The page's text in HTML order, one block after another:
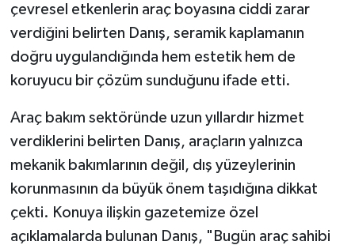
çevresel etkenlerin araç boyasına ciddi zarar
verdiğini belirten Danış, seramik kaplamanın
doğru uygulandığında hem estetik hem de
koruyucu bir çözüm sunduğunu ifade etti.
Araç bakım sektöründe uzun yıllardır hizmet
verdiklerini belirten Danış, araçların yalnızca
mekanik bakımlarının değil, dış yüzeylerinin
korunmasının da büyük önem taşıdığına dikkat
çekti. Konuya ilişkin gazetemize özel
açıklamalarda bulunan Danış, "Bugün araç sahibi